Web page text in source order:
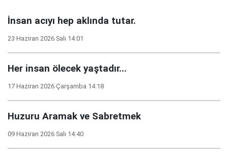
İnsan acıyı hep aklında tutar.
23 Haziran 2026 Salı 14:01
Her insan ölecek yaştadır...
17 Haziran 2026 Çarşamba 14:18
Huzuru Aramak ve Sabretmek
09 Haziran 2026 Salı 14:40